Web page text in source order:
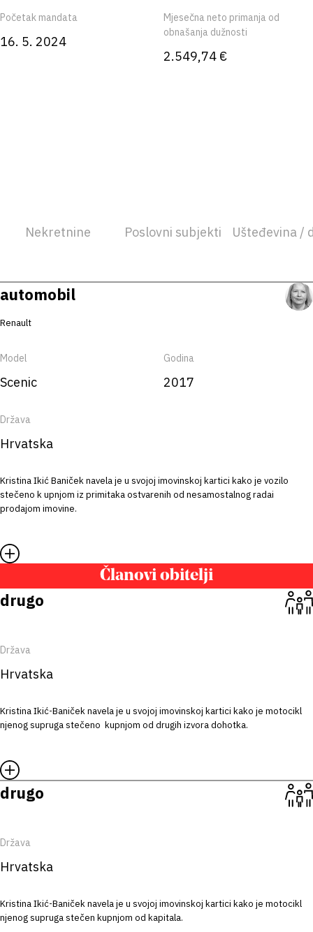
Početak mandata
16. 5. 2024
Mjesečna neto primanja od
obnašanja dužnosti
2.549,74 €
Nekretnine Poslovni subjekti Ušteđevina /
automobil
Renault
Model
Scenic
Godina
2017
Država
Hrvatska
Kristina Ikić Baniček navela je u svojoj imovinskoj kartici kako je vozilo
stečeno k upnjom iz primitaka ostvarenih od nesamostalnog radai
prodajom imovine.
Članovi obitelji
drugo
Država
Hrvatska
Kristina Ikić-Baniček navela je u svojoj imovinskoj kartici kako je motocikl
njenog supruga stečeno kupnjom od drugih izvora dohotka.
drugo
Država
Hrvatska
Kristina Ikić-Baniček navela je u svojoj imovinskoj kartici kako je motocikl
njenog supruga stečen kupnjom od kapitala.